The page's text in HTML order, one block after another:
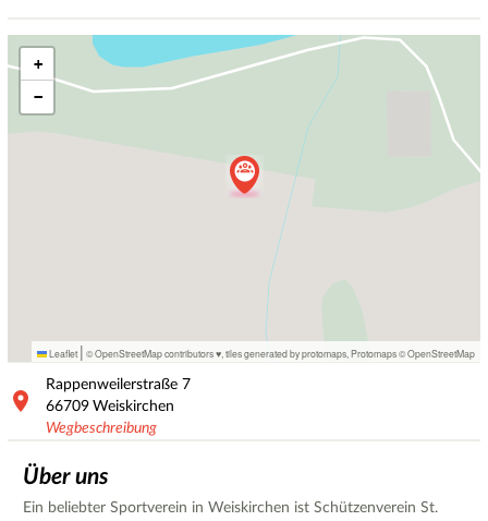
+
−
Leaflet | © OpenStreetMap contributors ♥, tiles generated by protomaps Protomaps©OpenStreetMap
Rappenweilerstraße 7
66709 Weiskirchen
Wegbeschreibung
Über uns
Ein beliebter Sportverein in Weiskirchen ist Schützenverein St.